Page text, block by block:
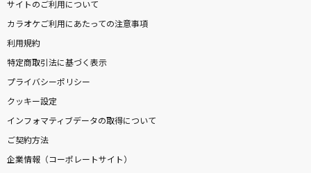
サイトのご利用について
カラオケご利用にあたっての注意事項
利用規約
特定商取引法に基づく表示
プライバシーポリシー
クッキー設定
インフォマティブデータの取得について
ご契約方法
企業情報（コーポレートサイト）